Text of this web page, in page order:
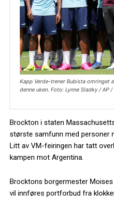
Kapp Verde-trener Bubista omringet
denne uken. Foto: Lynne Sladky / AP /
Brockton i staten
største samfunn med personer
Litt av VM-feiringen har tatt
kampen mot Argentina.
Brocktons borgermester
vil innføres portforbud fra